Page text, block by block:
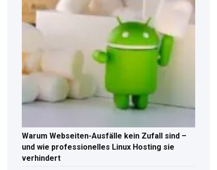
Warum Webseiten-Ausfälle kein Zufall sind –
und wie professionelles Linux Hosting sie
verhindert